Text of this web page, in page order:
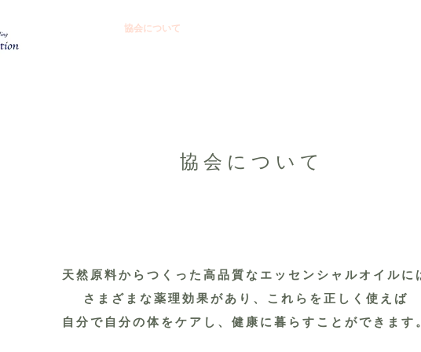
協会について
​協会について
天然原料からつくった高品質なエッセンシャルオイルに
さまざまな薬理効果があり、これらを正しく使えば
自分で自分の体をケアし、健康に暮らすことができます